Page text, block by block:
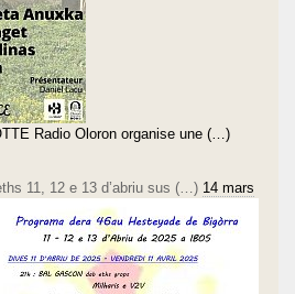
Radio Oloron organise une (…)
11, 12 e 13 d’abriu sus (…) 14 mars